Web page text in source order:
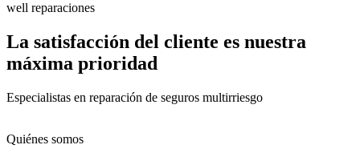
well reparaciones
La satisfacción del cliente es nuestra
máxima prioridad
Especialistas en reparación de seguros multirriesgo
Quiénes somos